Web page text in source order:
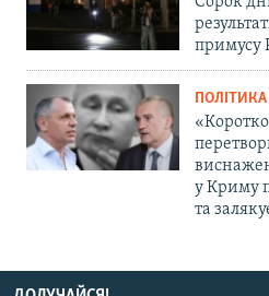
примусу
ПОЛІТИКА
у Криму
та